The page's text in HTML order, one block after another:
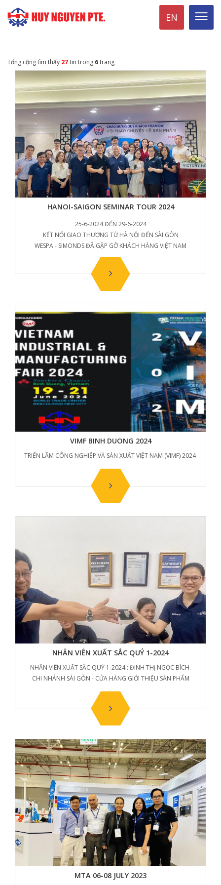
EN
Tổng cộng tìm thấy 27tin trong 6trang
HANOI-SAIGON SEMINAR TOUR 2024
25-6-2024 ĐẾN 29-6-2024
KẾT NỐI GIAO THƯƠNG TỪ HÀ NỘI ĐẾN SÀI GÒN
WESPA - SIMONDS ĐÃ GẶP GỠ KHÁCH HÀNG VIỆT NAM
VIMF BINH DUONG 2024
TRIỂN LÃM CÔNG NGHIỆP VÀ SẢN XUẤT VIỆT NAM (VIMF) 2024
NHÂN VIÊN XUẤT SẮC QUÝ 1-2024
NHÂN VIÊN XUẤT SẮC QUÝ 1-2024 : ĐINH THỊ NGỌC BÍCH.
CHI NHÁNH SÀI GÒN - CỬA HÀNG GIỚI THIỆU SẢN PHẨM
MTA 06-08 JULY 2023